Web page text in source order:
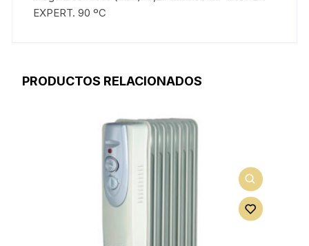
EXPERT. 90 ºC
PRODUCTOS RELACIONADOS